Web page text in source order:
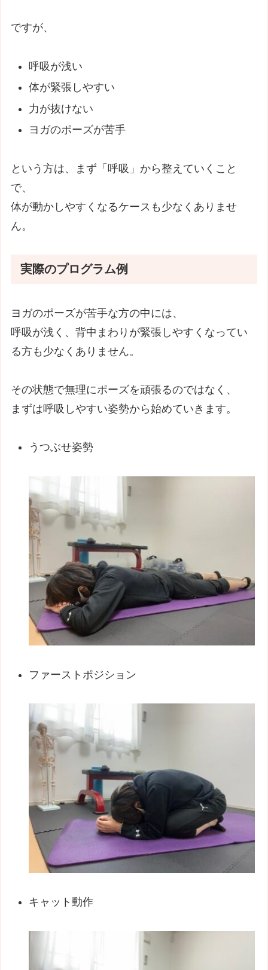
ですが、
呼吸が浅い
体が緊張しやすい
力が抜けない
ヨガのポーズが苦手
という方は、まず「呼吸」から整えていくこと
で、
体が動かしやすくなるケースも少なくありませ
ん。
実際のプログラム例
ヨガのポーズが苦手な方の中には、
呼吸が浅く、背中まわりが緊張しやすくなってい
る方も少なくありません。
その状態で無理にポーズを頑張るのではなく、
まずは呼吸しやすい姿勢から始めていきます。
うつぶせ姿勢
ファーストポジション
キャット動作